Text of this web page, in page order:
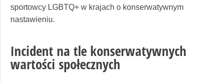
sportowcy LGBTQ+ w krajach o konserwatywnym
nastawieniu.
Incident na tle konserwatywnych
wartości społecznych